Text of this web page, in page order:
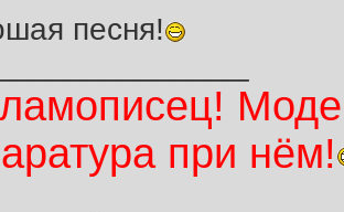
песня!
при нём!